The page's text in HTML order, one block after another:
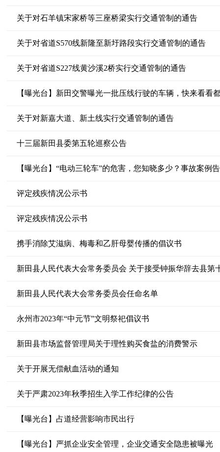
关于对石羊镇宋家桥等三座桥梁实行交通管制的通告
关于对省道S570线新隆至新圩路段实行交通管制的通告
关于对省道S227线黄沙溪2桥实行交通管制的通告
【曝光台】新田交警曝光一批压线行驶的车辆，快来看看
关于对新嘉大道、新土线实行交通管制的通告
十三届新田县委第五轮巡察公告
【曝光台】“电动三轮车”的危害，您知晓多少？事故案例
评定残疾情况公示书
评定残疾情况公示书
携手消除艾滋病、梅毒和乙肝母婴传播的倡议书
新田县人民代表大会常务委员会 关于接受钟振华辞去县第
新田县人民代表大会常务委员会任命名单
永州市2023年“中元节”文明祭祀倡议书
新田县市场监督管理局关于理性购买食盐的消费警示
关于开展无偿献血活动的通知
关于严肃2023年秋季招生入学工作纪律的公告
【曝光台】占道经营影响市民出行
【曝光台】严抓企业安全管理，企业交通安全隐患被曝光